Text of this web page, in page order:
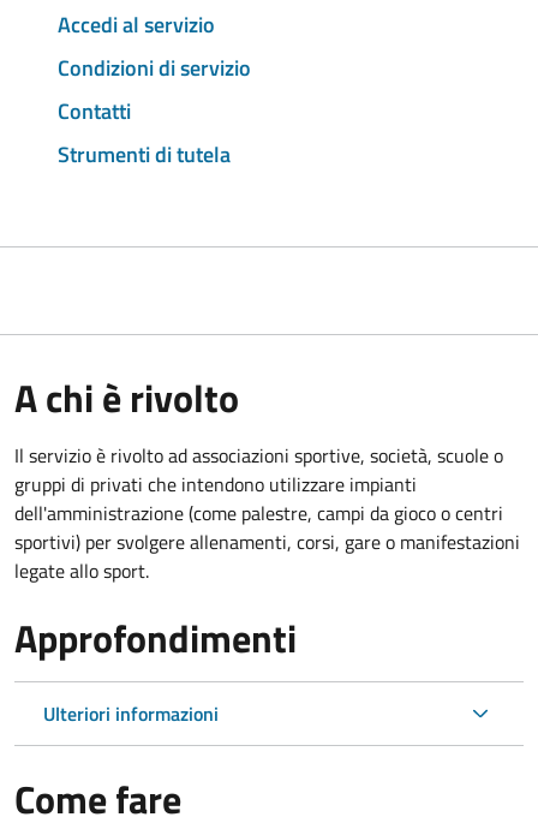
Accedi al servizio
Condizioni di servizio
Contatti
Strumenti di tutela
A chi è rivolto
Il servizio è rivolto ad associazioni sportive, società, scuole o
gruppi di privati che intendono utilizzare impianti
dell'amministrazione (come palestre, campi da gioco o centri
sportivi) per svolgere allenamenti, corsi, gare o manifestazioni
legate allo sport.
Approfondimenti
Ulteriori informazioni
Come fare